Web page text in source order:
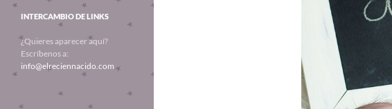
INTERCAMBIO DE LINKS
¿Quieres aparecer aquí?
Escríbenos a:
info@elreciennacido.com